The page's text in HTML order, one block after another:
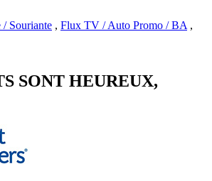
/ Souriante , Flux TV / Auto Promo / BA ,
SONT HEUREUX,